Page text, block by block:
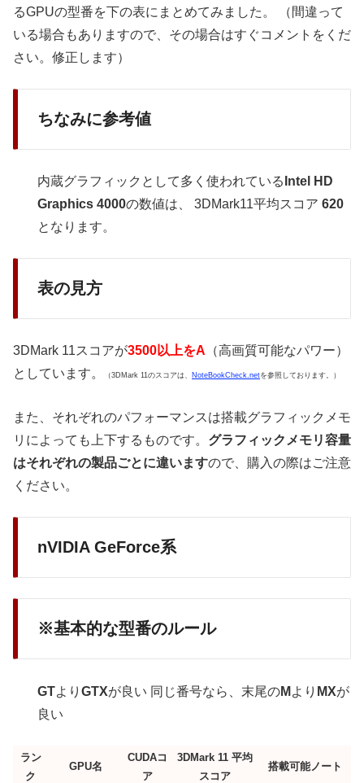
るGPUの型番を下の表にまとめてみました。 （間違って
いる場合もありますので、その場合はすぐコメントをくだ
さい。修正します）
ちなみに参考値
内蔵グラフィックとして多く使われている Intel HD
Graphics 4000の数値は、 3DMark11平均スコア 620
となります。
表の見方
3DMark 11スコアが3500以上をA （高画質可能なパワー）
としています。
（3DMark 11のスコアは、 NoteBookCheck.netを参照しております。）
また、それぞれのパフォーマンスは搭載グラフィックメモ
リによっても上下するものです。 グラフィックメモリ容量
はそれぞれの製品ごとに違いますので、購入の際はご注意
ください。
nVIDIA GeForce系
※基本的な型番のルール
GTより GTXが良い 同じ番号なら、末尾のM より MXが
良い
ラン
ク
GPU名
CUDAコ
ア
3DMark 11 平均
スコア
搭載可能ノート